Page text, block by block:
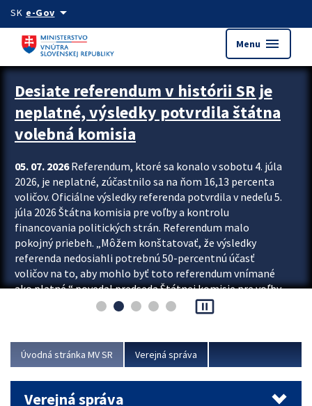
Preskocit na hlavný obsah
SK e-Govarrow_drop_down
Menu menu
Zastavit automatický posun upútavok
Desiate referendum v histórii SR je
neplatné, výsledky potvrdila štátna
volebná komisia
05. 07. 2026Referendum, ktoré sa konalo v sobotu 4. júla
2026, je neplatné, zúčastnilo sa na ňom 16,13 percenta
voličov. Oficiálne výsledky referenda potvrdila v nedeľu 5.
júla 2026 Štátna komisia pre voľby a kontrolu
financovania politických strán. Referendum malo
pokojný priebeh. „Môžem konštatovať, že výsledky
referenda nedosiahli potrebnú 50-percentnú účasť
voličov na to, aby mohlo byť toto referendum vnímané
ako platné,“ povedal predseda Štátnej komisie pre voľby
a kontrolu financovania politických...
pause_presentation
Úvodná stránka MV SR Verejná správa
Verejná správa